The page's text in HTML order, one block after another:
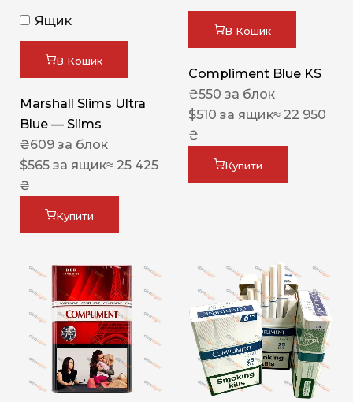
Ящик
В Кошик
Marshall Slims Ultra
Blue — Slims
₴609 за блок
$565 за ящик≈ 25 425
₴
Купити
В Кошик
Compliment Blue KS
₴550 за блок
$510 за ящик≈ 22 950
₴
Купити